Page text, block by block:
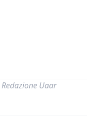
Redazione Uaar